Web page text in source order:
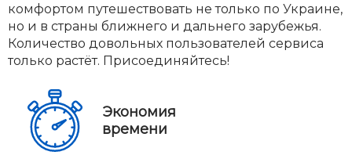
комфортом путешествовать не только по Украине,
но и в страны ближнего и дальнего зарубежья.
Количество довольных пользователей сервиса
только растёт. Присоединяйтесь!
Экономия
времени